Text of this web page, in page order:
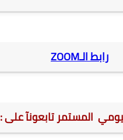
رابط الـZOOM
المستمر تابعونآ على :